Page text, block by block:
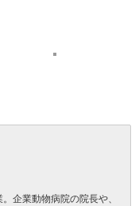
企業動物病院の院長や、